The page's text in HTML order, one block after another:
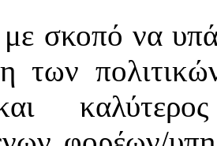
σκοπό να
των